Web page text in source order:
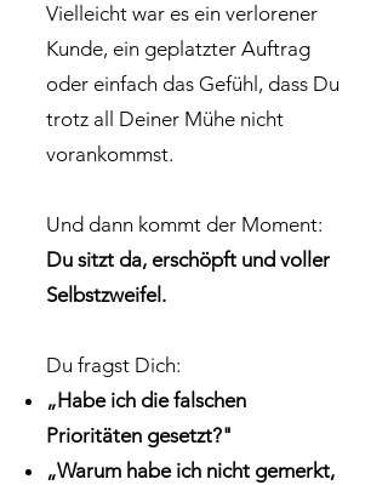
Vielleicht war es ein verlorener
Kunde, ein geplatzter Auftrag
oder einfach das Gefühl, dass Du
trotz all Deiner Mühe nicht
vorankommst.
Und dann kommt der Moment:
Du sitzt da, erschöpft und voller
Selbstzweifel.
Du fragst Dich:
„Habe ich die falschen
Prioritäten gesetzt?"
„Warum habe ich nicht gemerkt,